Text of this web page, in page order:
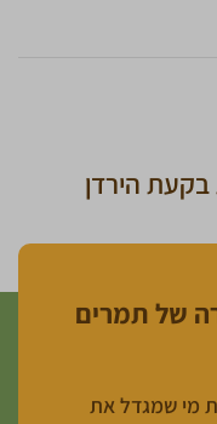
הירדן
של תמרים
מי שמגדל את